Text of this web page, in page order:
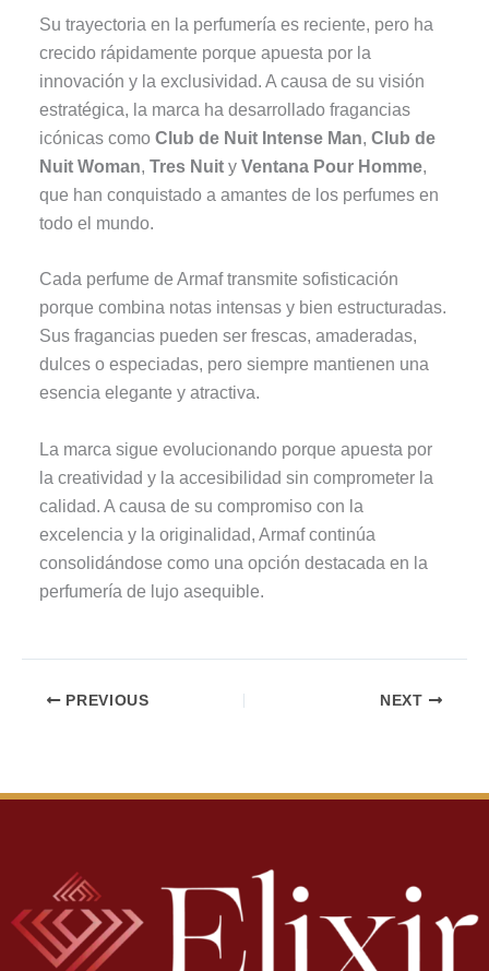
Su trayectoria en la perfumería es reciente, pero ha
crecido rápidamente porque apuesta por la
innovación y la exclusividad. A causa de su visión
estratégica, la marca ha desarrollado fragancias
icónicas como Club de Nuit Intense Man, Club de
Nuit Woman, Tres Nuit y Ventana Pour Homme,
que han conquistado a amantes de los perfumes en
todo el mundo.
Cada perfume de Armaf transmite sofisticación
porque combina notas intensas y bien estructuradas.
Sus fragancias pueden ser frescas, amaderadas,
dulces o especiadas, pero siempre mantienen una
esencia elegante y atractiva.
La marca sigue evolucionando porque apuesta por
la creatividad y la accesibilidad sin comprometer la
calidad. A causa de su compromiso con la
excelencia y la originalidad, Armaf continúa
consolidándose como una opción destacada en la
perfumería de lujo asequible.
PREVIOUS NEXT